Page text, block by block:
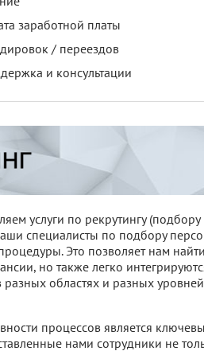
заработной платы
/ переездов
и консультации
услуги по рекрутингу
специалисты по подбору
Это позволяет нам
но также легко
разных областях и разных
процессов является
нами сотрудники не